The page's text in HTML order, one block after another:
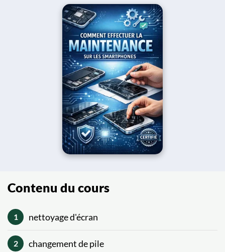
Contenu du cours
1 nettoyage d'écran
2 changement de pile